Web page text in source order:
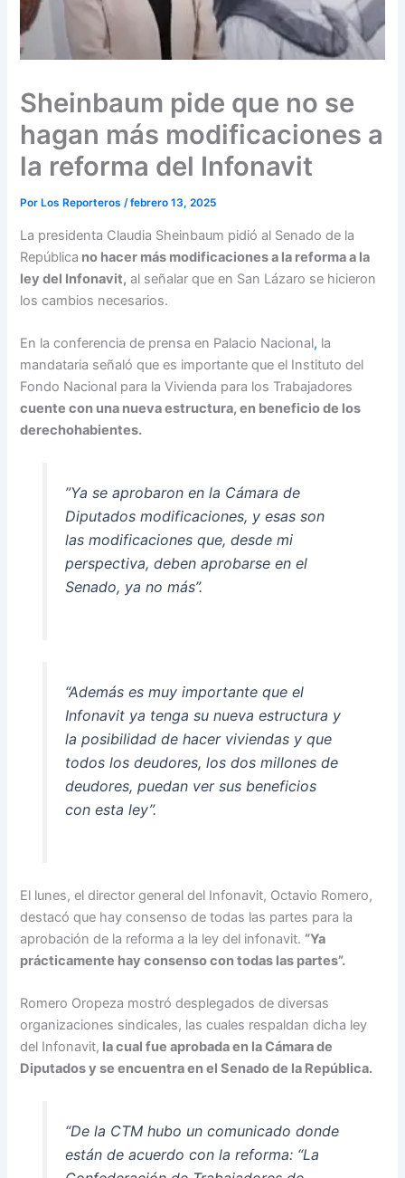
Sheinbaum pide que no se
hagan más modificaciones a
la reforma del Infonavit
Por Los Reporteros/febrero 13, 2025
La presidenta Claudia Sheinbaum pidió al Senado de la
República no hacer más modificaciones a la reforma a la
ley del Infonavit, al señalar que en San Lázaro se hicieron
los cambios necesarios.
En la conferencia de prensa en Palacio Nacional, la
mandataria señaló que es importante que el Instituto del
Fondo Nacional para la Vivienda para los Trabajadores
cuente con una nueva estructura, en beneficio de los
derechohabientes.
​”Ya se aprobaron en la Cámara de
Diputados modificaciones, y esas son
las modificaciones que, desde mi
perspectiva, deben aprobarse en el
Senado, ya no más”.
“Además es muy importante que el
Infonavit ya tenga su nueva estructura y
la posibilidad de hacer viviendas y que
todos los deudores, los dos millones de
deudores, puedan ver sus beneficios
con esta ley”.
El lunes, el director general del Infonavit, Octavio Romero,
destacó que hay consenso de todas las partes para la
aprobación de la reforma a la ley del infonavit. “Ya
prácticamente hay consenso con todas las partes”.
Romero Oropeza mostró desplegados de diversas
organizaciones sindicales, las cuales respaldan dicha ley
del Infonavit, la cual fue aprobada en la Cámara de
Diputados y se encuentra en el Senado de la República.
“De la CTM hubo un comunicado donde
están de acuerdo con la reforma: “La